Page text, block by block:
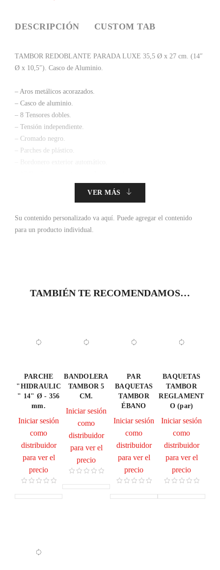
DESCRIPCIÓN CUSTOM TAB
TAMBOR REDOBLANTE PARADA LUXE 35,5 Ø x 27 cm. (14″
Ø x 10,5″). Casco de Aluminio.
– Aros metálicos acorazados.
– Casco de aluminio.
– 8 Tensores dobles.
– Tensión independiente.
– Cromado negro.
– Parches de plástico.
VER MÁS
Su contenido personalizado va aquí. Puede agregar el contenido
para un producto individual.
TAMBIÉN TE RECOMENDAMOS…
PARCHE
"HIDRAULIC
" 14" Ø - 356
mm.
Iniciar sesión
como
distribuidor
para ver el
precio
BANDOLERA
TAMBOR 5
CM.
Iniciar sesión
como
distribuidor
para ver el
precio
PAR
BAQUETAS
TAMBOR
ÉBANO
Iniciar sesión
como
distribuidor
para ver el
precio
BAQUETAS
TAMBOR
REGLAMENT
O (par)
Iniciar sesión
como
distribuidor
para ver el
precio